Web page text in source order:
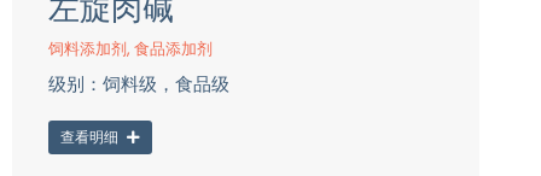
饲料添加剂, 食品添加剂
级别：饲料级，食品级
查看明细